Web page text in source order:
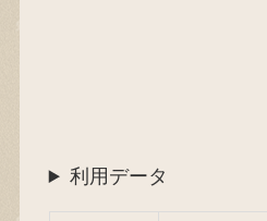
利用データ